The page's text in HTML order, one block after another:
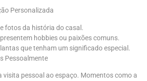
Personalizada
fotos da história do casal.
hobbies ou paixões comuns.
que tenham um significado especial.
Pessoalmente
visita pessoal ao espaço. Momentos como a